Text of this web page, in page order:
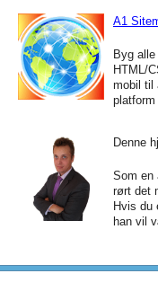
A1
Byg
HTML/
mobil til
platform
Denne
Som en
rørt det
Hvis du
han vil